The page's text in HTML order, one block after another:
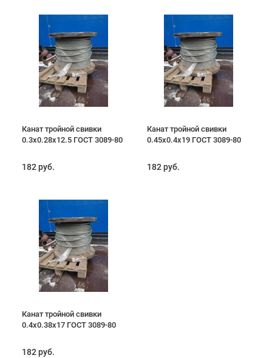
Канат тройной свивки
0.3х0.28х12.5 ГОСТ 3089-80
182 руб.
Канат тройной свивки
0.45х0.4х19 ГОСТ 3089-80
182 руб.
Канат тройной свивки
0.4х0.38х17 ГОСТ 3089-80
182 руб.